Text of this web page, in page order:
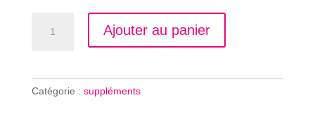
Ajouter au panier
Catégorie : suppléments